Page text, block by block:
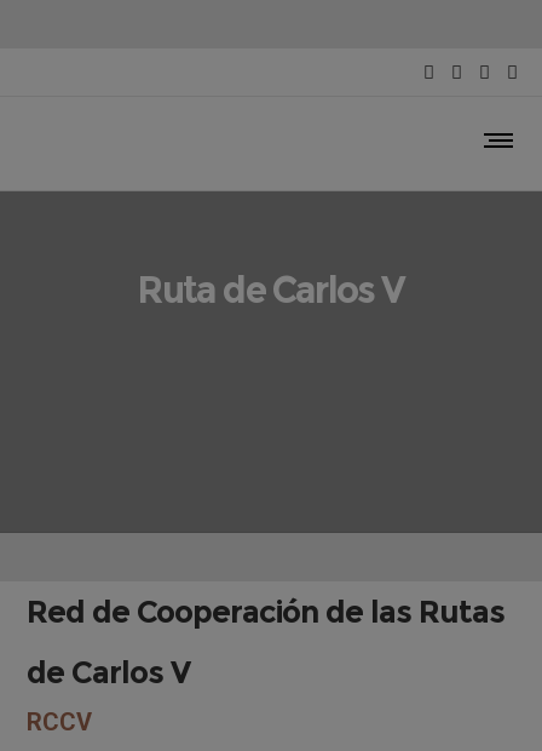
Ruta de Carlos V
Red de Cooperación de las Rutas
de Carlos V
RCCV